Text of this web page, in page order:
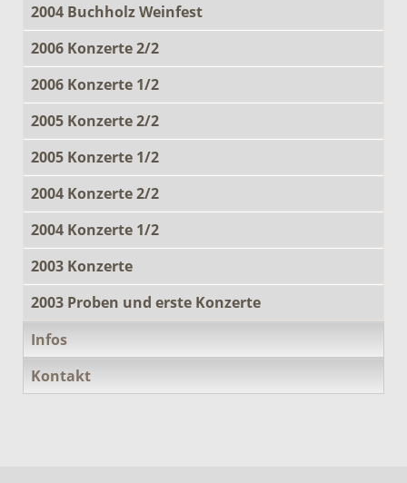
2004 Buchholz Weinfest
2006 Konzerte 2/2
2006 Konzerte 1/2
2005 Konzerte 2/2
2005 Konzerte 1/2
2004 Konzerte 2/2
2004 Konzerte 1/2
2003 Konzerte
2003 Proben und erste Konzerte
Infos
Kontakt